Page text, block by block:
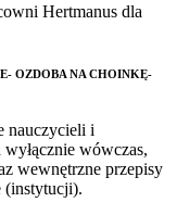
Hertmanus dla
OZDOBA NA CHOINKĘ-
nauczycieli i
wówczas,
wewnętrzne przepisy
(instytucji).